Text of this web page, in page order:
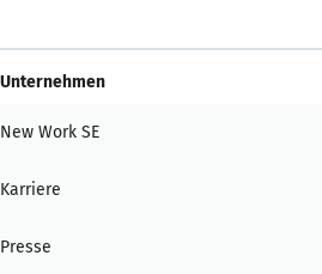
Unternehmen
New Work SE
Karriere
Presse